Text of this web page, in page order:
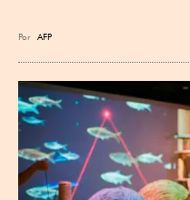
Por AFP